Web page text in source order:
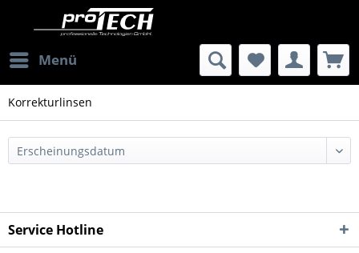
Menü
Korrekturlinsen
Service Hotline